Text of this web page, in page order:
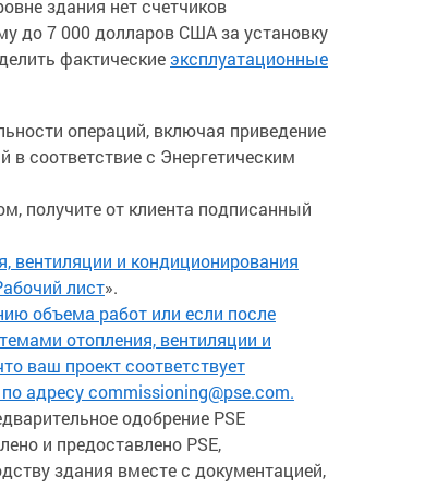
здания нет счетчиков
до 7 000 долларов США за установку
фактическиеэксплуатационные
операций, включая приведение
соответствие с Энергетическим
получите от клиента подписанный
вентиляции и кондиционирования
лист».
объема работ или если после
отопления, вентиляции и
ваш проект соответствует
адресу commissioning@pse.com.
одобрение PSE
и предоставлено PSE,
здания вместе с документацией,